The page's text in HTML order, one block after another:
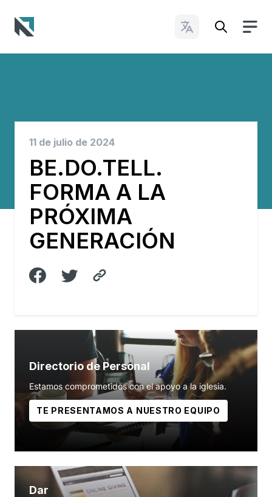
Cambiar idioma
11 de julio de 2024
BE.DO.TELL.
FORMA A LA
PRÓXIMA
GENERACIÓN
Directorio de Personal
Estamos comprometidos con el apoyo a la iglesia.
TE PRESENTAMOS A NUESTRO EQUIPO
Dar